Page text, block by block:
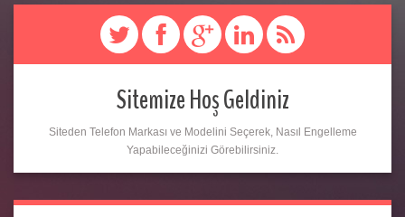
Sitemize Hoş Geldiniz
Siteden Telefon Markası ve Modelini Seçerek, Nasıl Engelleme
Yapabileceğinizi Görebilirsiniz.